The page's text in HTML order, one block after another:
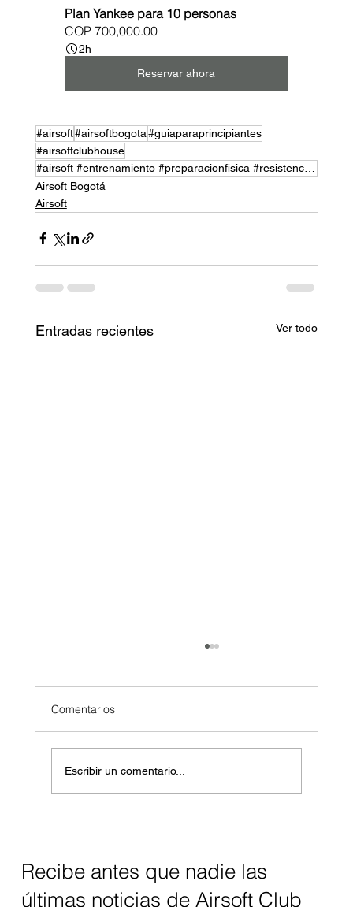
Plan Yankee para 10 personas
COP 700,000.00
2h
Reservar ahora
#airsoft#airsoftbogota#guiaparaprincipiantes
#airsoftclubhouse
#airsoft #entrenamiento #preparacionfisica #resistencia #fuerza #flexibilidad #deporte #salud #biene
Airsoft Bogotá
Airsoft
Entradas recientes Ver todo
Impacto
Comentarios
Escribir un comentario...
Recibe antes que nadie las
últimas noticias de Airsoft Club